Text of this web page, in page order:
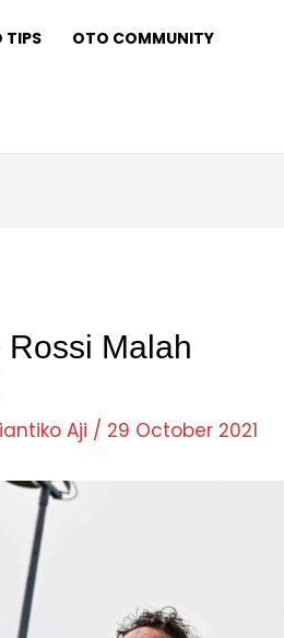
TIPS OTO COMMUNITY
Malah
Aji / 29 October 2021